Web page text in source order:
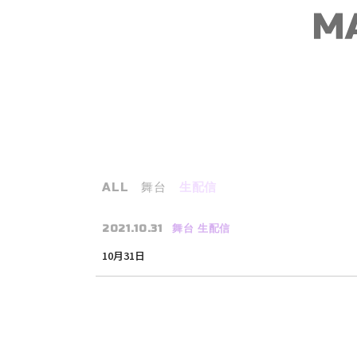
ALL 舞台 生配信
2021.10.31 舞台 生配信
10月31日